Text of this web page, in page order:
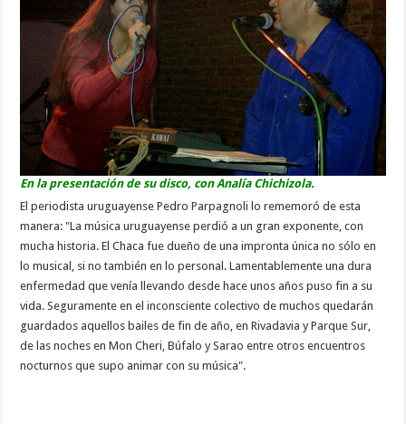
En la presentación de su disco, con Analía Chichizola.
El periodista uruguayense Pedro Parpagnoli lo rememoró de esta
manera: "La música uruguayense perdió a un gran exponente, con
mucha historia. El Chaca fue dueño de una impronta única no sólo en
lo musical, si no también en lo personal. Lamentablemente una dura
enfermedad que venía llevando desde hace unos años puso fin a su
vida. Seguramente en el inconsciente colectivo de muchos quedarán
guardados aquellos bailes de fin de año, en Rivadavia y Parque Sur,
de las noches en Mon Cheri, Búfalo y Sarao entre otros encuentros
nocturnos que supo animar con su música".